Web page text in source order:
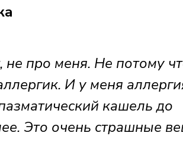
про меня. Не потому
И у меня
кашель до
Это очень страшные